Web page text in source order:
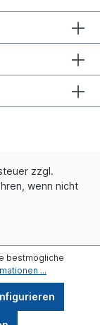
zzgl.
wenn nicht
bestmögliche
...